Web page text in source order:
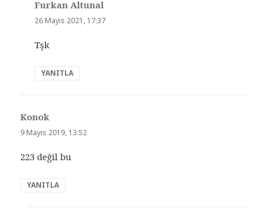
Furkan Altunal
ki:
26 Mayıs 2021, 17:37
Tşk
YANITLA
Konok
ki:
9 Mayıs 2019, 13:52
223 değil bu
YANITLA